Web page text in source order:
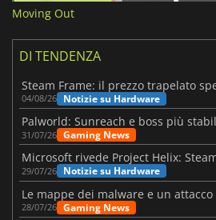
Moving Out
DI TENDENZA
04/08/26 Notizie su Hardware
31/07/26 Gaming News
Microsoft rivede Project Helix:
29/07/26 Notizie su Hardware
28/07/26 Gaming News